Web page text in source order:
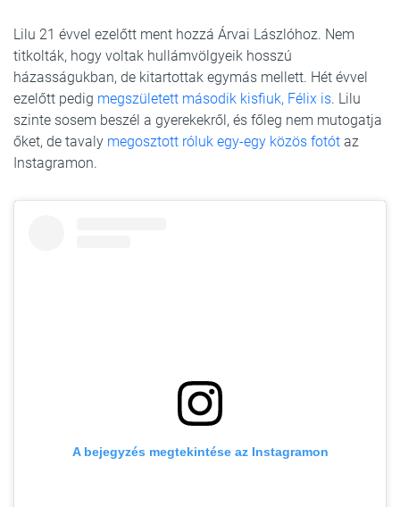
Lilu 21 évvel ezelőtt ment hozzá Árvai Lászlóhoz. Nem
titkolták, hogy voltak hullámvölgyeik hosszú
házasságukban, de kitartottak egymás mellett. Hét évvel
ezelőtt pedig megszületett második kisfiuk, Félix is. Lilu
szinte sosem beszél a gyerekekről, és főleg nem mutogatja
őket, de tavaly megosztott róluk egy-egy közös fotót az
Instagramon.
A bejegyzés megtekintése az Instagramon